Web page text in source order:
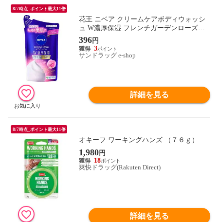
8/7時点_ポイント最大11倍
花王 ニベア クリームケアボディウォッシ
ュ W濃厚保湿 フレンチガーデンローズの
香り つめかえ用 340ml
396円
3
サンドラッグ e-shop
詳細を見る
8/7時点_ポイント最大11倍
オキーフ ワーキングハンズ （７６ｇ）
1,980円
18
爽快ドラッグ(Rakuten Direct)
詳細を見る